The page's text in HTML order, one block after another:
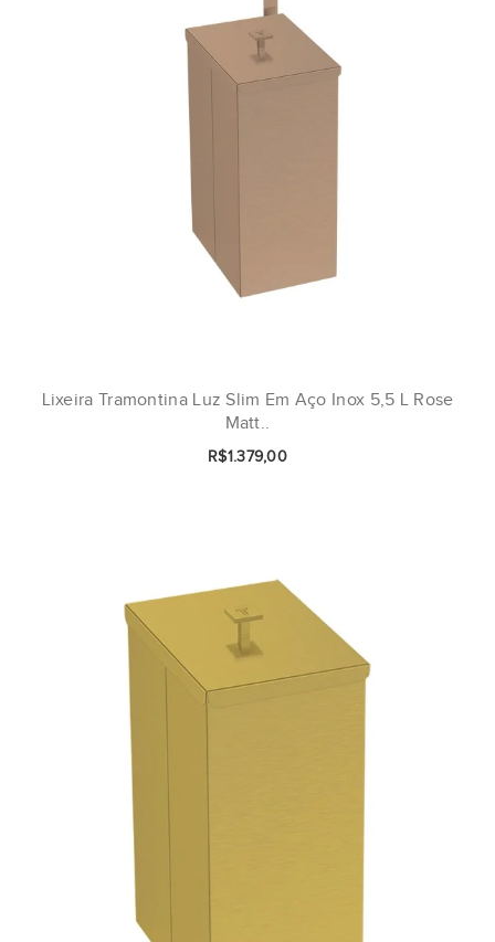
Lixeira Tramontina Luz Slim Em Aço Inox 5,5 L Rose
Matt..
R$1.379,00